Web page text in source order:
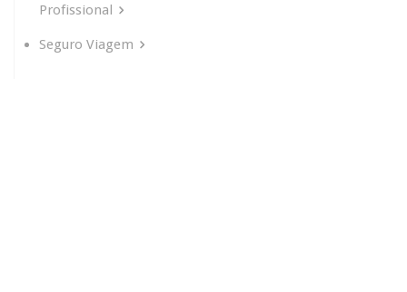
Profissional
Seguro Viagem